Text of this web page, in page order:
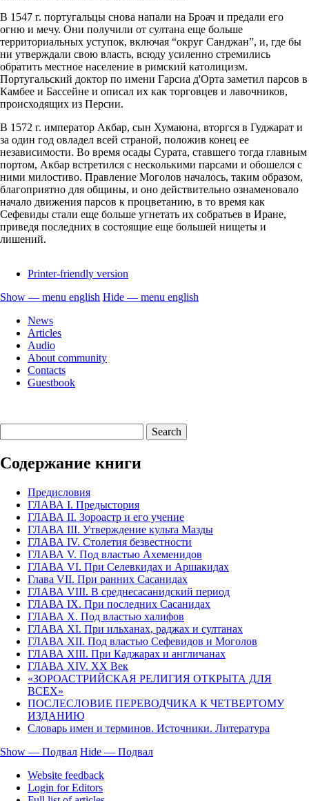
В 1547 г. португальцы снова напали на Броач и предали его
огню и мечу. Они получили от султана еще больше
территориальных уступок, включая “округ Санджан”, и, где бы
ни утверждали свою власть, всюду усиленно стремились
обратить местное население в римский католицизм.
Португальский доктор по имени Гарсиа д'Орта заметил парсов в
Камбее и Бассейне и описал их как торговцев и лавочников,
происходящих из Персии.
В 1572 г. император Акбар, сын Хумаюна, вторгся в Гуджарат и
за один год овладел всей страной, положив конец ее
независимости. Во время осады Сурата, ставшего тогда главным
портом, Акбар встретился с несколькими парсами и обошелся с
ними милостиво. Правление Моголов началось, таким образом,
благоприятно для общины, и оно действительно ознаменовало
начало движения парсов к процветанию, в то время как
Сефевиды стали еще больше угнетать их собратьев в Иране,
приведя последних в состоящие еще большей нищеты и
лишений.
Printer-friendly version
menu
english
Show — menu english Hide — menu english
News
Articles
Audio
About community
Contacts
Guestbook
Содержание книги
Предисловия
ГЛАВА I. Предыстория
ГЛАВА II. Зороастр и его учение
ГЛАВА III. Утверждение культа Мазды
ГЛАВА IV. Столетия безвестности
ГЛАВА V. Под властью Ахеменидов
ГЛАВА VI. При Селевкидах и Аршакидах
Глава VII. При ранних Сасанидах
ГЛАВА VIII. В среднесасанидский период
ГЛАВА IX. При последних Сасанидах
ГЛАВА X. Под властью халифов
ГЛАВА XI. При ильханах, раджах и султанах
ГЛАВА XII. Под властью Сефевидов и Моголов
ГЛАВА XIII. При Каджарах и англичанах
ГЛАВА XIV. XX Век
«ЗОРОАСТРИЙСКАЯ РЕЛИГИЯ ОТКРЫТА ДЛЯ
ВСЕХ»
ПОСЛЕСЛОВИЕ ПЕРЕВОДЧИКА К ЧЕТВЕРТОМУ
ИЗДАНИЮ
Словарь имен и терминов. Источники. Литература
Подвал
Show — Подвал Hide — Подвал
Website feedback
Login for Editors